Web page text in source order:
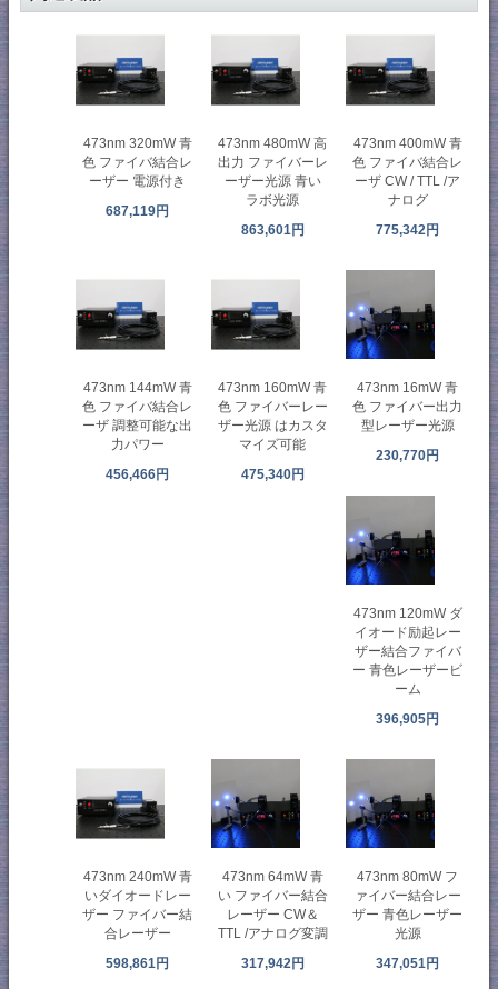
473nm 320mW 青
色 ファイバ結合レ
ーザー 電源付き
687,119円
473nm 480mW 高
出力 ファイバーレ
ーザー光源 青い
ラボ光源
863,601円
473nm 400mW 青
色 ファイバ結合レ
ーザ CW / TTL /ア
ナログ
775,342円
473nm 144mW 青
色 ファイバ結合レ
ーザ 調整可能な出
力パワー
456,466円
473nm 160mW 青
色 ファイバーレー
ザー光源 はカスタ
マイズ可能
475,340円
473nm 16mW 青
色 ファイバー出力
型レーザー光源
230,770円
473nm 120mW ダ
イオード励起レー
ザー結合ファイバ
ー 青色レーザービ
ーム
396,905円
473nm 240mW 青
いダイオードレー
ザー ファイバー結
合レーザー
598,861円
473nm 64mW 青
い ファイバー結合
レーザー CW＆
TTL /アナログ変調
317,942円
473nm 80mW フ
ァイバー結合レー
ザー 青色レーザー
光源
347,051円